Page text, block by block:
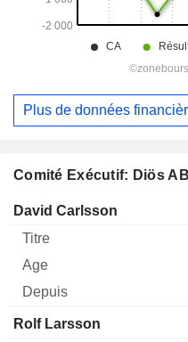
Comité Exécutif: Diös AB
Dirigeant Titre Age
David Carlsson
Rolf Larsson
Plus de données